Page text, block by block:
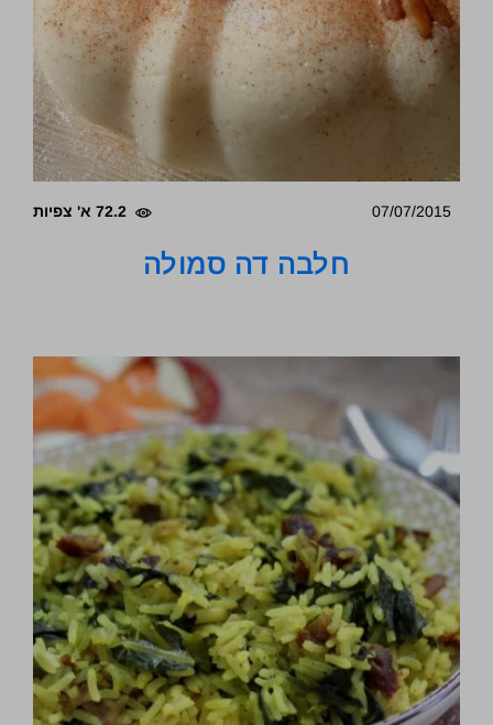
07/07/2015 72.2 א' צפיות
חלבה דה סמולה